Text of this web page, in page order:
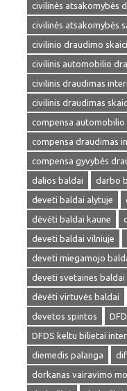
civilinės atsakomybės
civilinės atsakomybės
civilinio draudimo
civilinis automobilio
civilinis draudimas
civilinis draudimas
compensa automobilio
compensa draudimas
compensa gyvybės
dalios baldai
darbo
deveti baldai alytuje
dėvėti baldai kaune
deveti baldai vilniuje
deveti miegamojo
deveti svetaines baldai
dėvėti virtuvės baldai
devetos spintos
DFDS keltu bilietai
diemedis palanga
dorkanas vairavimo